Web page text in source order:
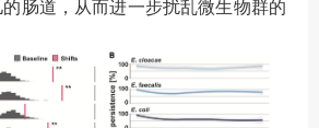
肠道，从而进一步扰乱微生物群的